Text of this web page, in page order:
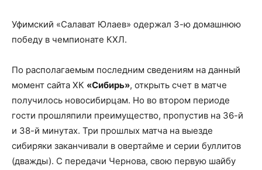
Уфимский «Салават Юлаев» одержал 3-ю домашнюю
победу в чемпионате КХЛ.
По располагаемым последним сведениям на данный
момент сайта ХК «Сибирь», открыть счет в матче
получилось новосибирцам. Но во втором периоде
гости прошляпили преимущество, пропустив на 36-й
и 38-й минутах. Три прошлых матча на выезде
сибиряки заканчивали в овертайме и серии буллитов
(дважды). С передачи Чернова, свою первую шайбу